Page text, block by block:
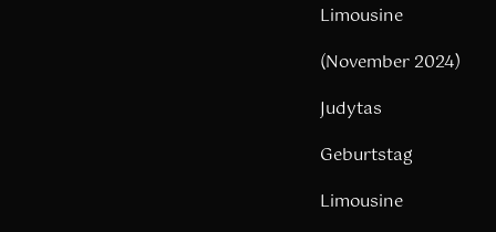
Limousine
(November 2024)
Judytas
Geburtstag
Limousine